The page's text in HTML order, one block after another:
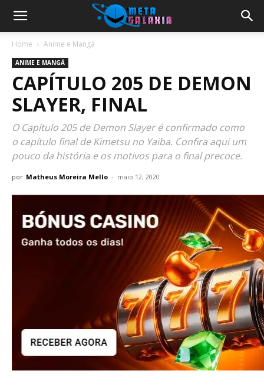
Home Anime e Mangá
ANIME E MANGÁ
CAPÍTULO 205 DE DEMON
SLAYER, FINAL
O Capítulo 205 de Demon Slayer é confirmado como
o capítulo final de Kimetsu no Yaiba. Confira aqui um
pouco da história e os motivos para o final precoce.
por Matheus Moreira Mello - maio 12, 2020